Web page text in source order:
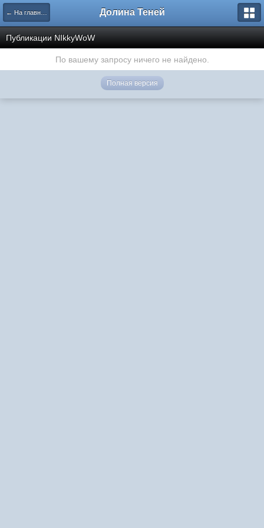
← На главную Долина Теней
Публикации NIkkyWoW
По вашему запросу ничего не найдено.
Полная версия